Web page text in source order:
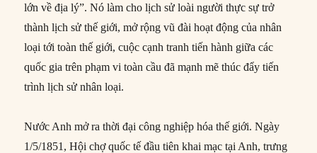
lớn về địa lý”. Nó làm cho lịch sử loài người thực sự trở
thành lịch sử thế giới, mở rộng vũ đài hoạt động của nhân
loại tới toàn thế giới, cuộc cạnh tranh tiến hành giữa các
quốc gia trên phạm vi toàn cầu đã mạnh mẽ thúc đẩy tiến
trình lịch sử nhân loại.
Nước Anh mở ra thời đại công nghiệp hóa thế giới. Ngày
1/5/1851, Hội chợ quốc tế đầu tiên khai mạc tại Anh, trưng